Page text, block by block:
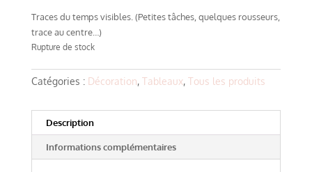
Traces du temps visibles. (Petites tâches, quelques rousseurs,
trace au centre…)
Rupture de stock
Catégories : Décoration, Tableaux, Tous les produits
Description
Informations complémentaires